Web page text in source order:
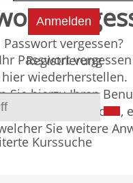
Anmelden
Passwort vergessen?
Registrierung
Kurssuche
Passwort
hier wiederherstellen.
Sie hierzu Ihren
Seite absenden,
Sie weitere